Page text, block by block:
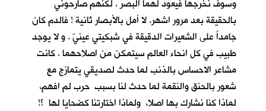
وسوف نخرجها فيعود لهما البصر . لكنهم صارحوني
بالحقيقة بعد مرور اشهر. لا أمل بالأبصار ثانية ! فالدم كان
جامداً على الشعيرات الدقيقة في شبكيتي عينيّ . و لا يوجد
طبيب في كل انحاء العالم سيتمكن من اصلاحهما . كانت
مشاعر الاحساس بالذنب لما حدث لصديقي يتمازج مع
شعور بالحنق والنقمة لما حدث لنا بسبب حرب لم افهم،
لماذا كنا نشارك بها اصلا، ولماذا اختارتنا كضحايا لها ؟!